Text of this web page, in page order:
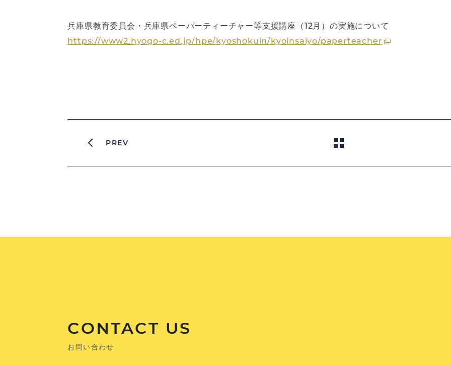
兵庫県教育委員会・兵庫県ペーパーティーチャー等支援講座（12月）の実施について
https://www2.hyogo-c.ed.jp/hpe/kyoshokuin/kyoinsaiyo/paperteacher
PREV
CONTACT US
お問い合わせ